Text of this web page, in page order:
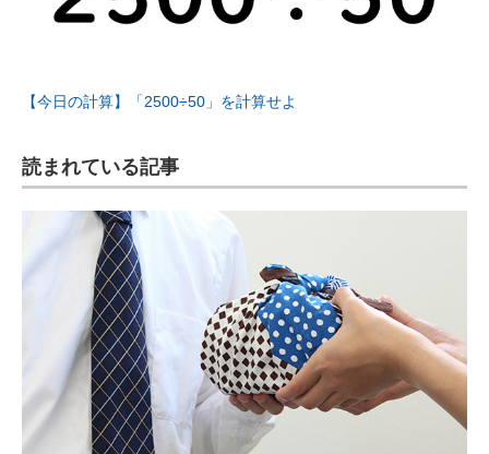
【今日の計算】「2500÷50」を計算せよ
読まれている記事